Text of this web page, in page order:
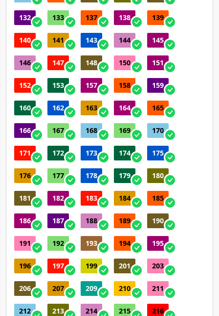
132 133 137 138 139
140 141 143 144 145
146 147 148 150 151
152 153 157 158 159
160 162 163 164 165
166 167 168 169 170
171 172 173 174 175
176 177 178 179 180
181 182 183 184 185
186 187 188 189 190
191 192 193 194 195
196 197 199 201 203
206 207 209 210 211
212 213 214 215 216